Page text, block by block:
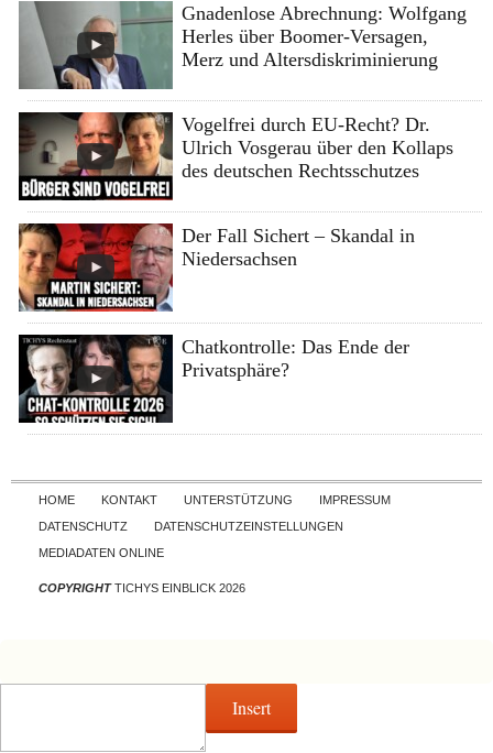
Gnadenlose Abrechnung: Wolfgang
Herles über Boomer-Versagen,
Merz und Altersdiskriminierung
Vogelfrei durch EU-Recht? Dr.
Ulrich Vosgerau über den Kollaps
des deutschen Rechtsschutzes
Der Fall Sichert – Skandal in
Niedersachsen
Chatkontrolle: Das Ende der
Privatsphäre?
Skip to content
HOME KONTAKT UNTERSTÜTZUNG
IMPRESSUM
DATENSCHUTZ
DATENSCHUTZEINSTELLUNGEN
MEDIADATEN ONLINE
COPYRIGHTTICHYS EINBLICK 2026
Insert